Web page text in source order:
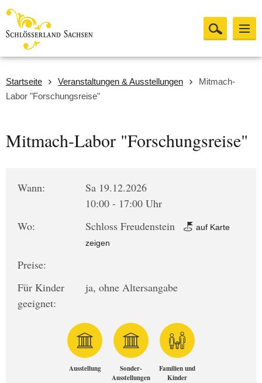
Startseite Veranstaltungen & Ausstellungen
Mitmach-
Labor "Forschungsreise"
Mitmach-Labor "Forschungsreise"
Wann:
Sa 19.12.2026
10:00 - 17:00 Uhr
Wo:
Schloss Freudenstein
auf Karte
zeigen
Preise:
Für Kinder
geeignet:
ja, ohne Altersangabe
Ausstellung
Sonder-
Ausstellungen
Familien und
Kinder